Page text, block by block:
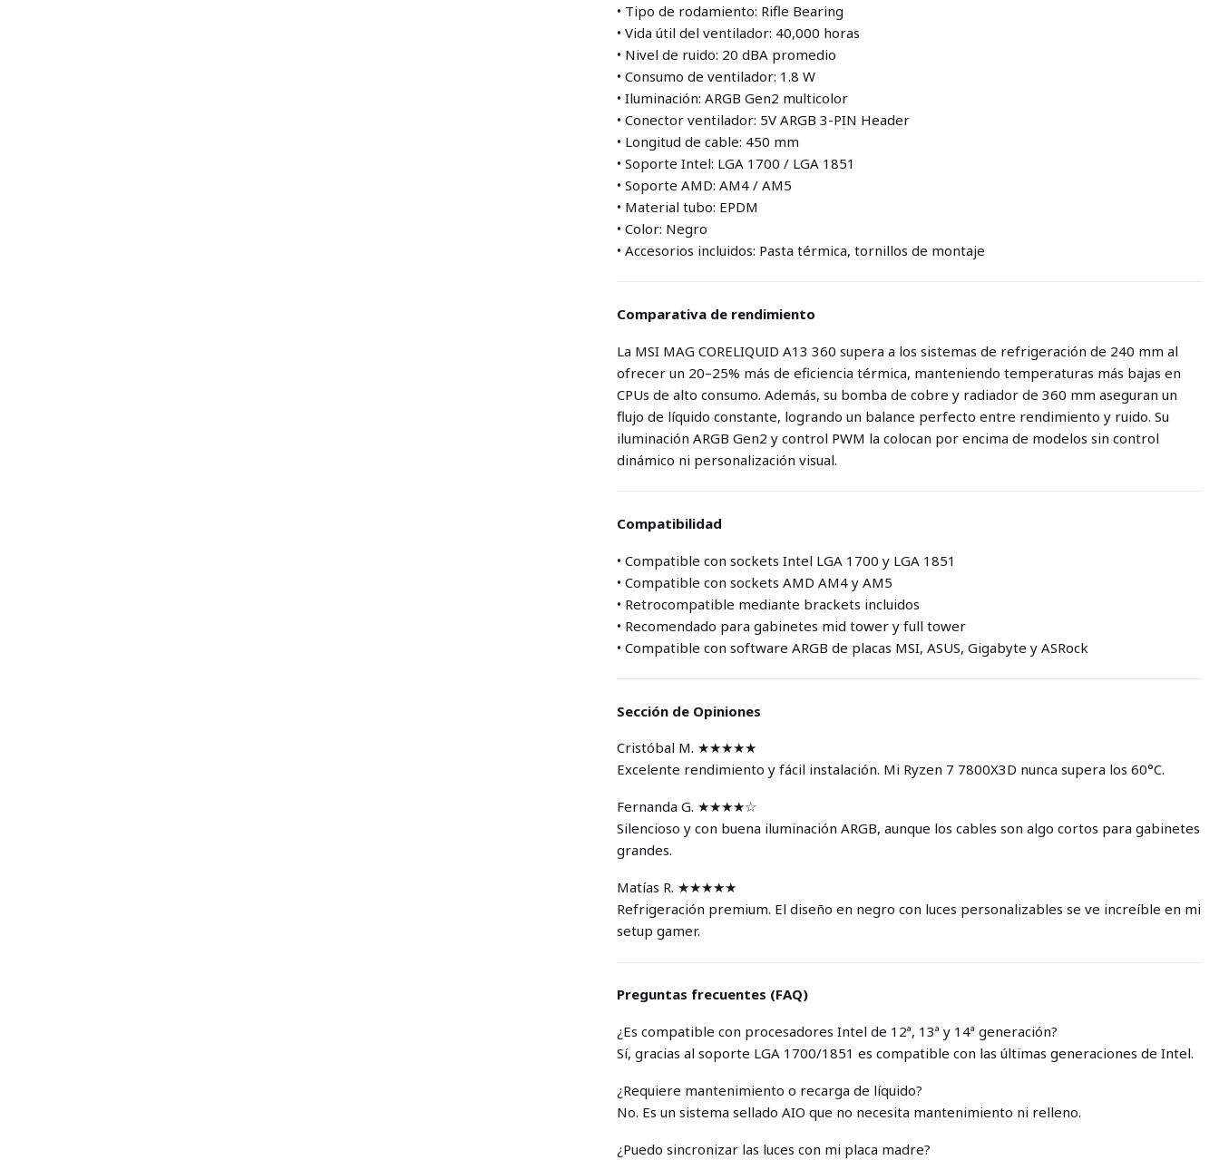
• Tipo de rodamiento: Rifle Bearing
• Vida útil del ventilador: 40,000 horas
• Nivel de ruido: 20 dBA promedio
• Consumo de ventilador: 1.8 W
• Iluminación: ARGB Gen2 multicolor
• Conector ventilador: 5V ARGB 3-PIN Header
• Longitud de cable: 450 mm
• Soporte Intel: LGA 1700 / LGA 1851
• Soporte AMD: AM4 / AM5
• Material tubo: EPDM
• Color: Negro
• Accesorios incluidos: Pasta térmica, tornillos de montaje
Comparativa de rendimiento
La MSI MAG CORELIQUID A13 360 supera a los sistemas de refrigeración de 240 mm al
ofrecer un 20–25% más de eficiencia térmica, manteniendo temperaturas más bajas en
CPUs de alto consumo. Además, su bomba de cobre y radiador de 360 mm aseguran un
flujo de líquido constante, logrando un balance perfecto entre rendimiento y ruido. Su
iluminación ARGB Gen2 y control PWM la colocan por encima de modelos sin control
dinámico ni personalización visual.
Compatibilidad
• Compatible con sockets Intel LGA 1700 y LGA 1851
• Compatible con sockets AMD AM4 y AM5
• Retrocompatible mediante brackets incluidos
• Recomendado para gabinetes mid tower y full tower
• Compatible con software ARGB de placas MSI, ASUS, Gigabyte y ASRock
Sección de Opiniones
Cristóbal M. ★★★★★
Excelente rendimiento y fácil instalación. Mi Ryzen 7 7800X3D nunca supera los 60°C.
Fernanda G. ★★★★☆
Silencioso y con buena iluminación ARGB, aunque los cables son algo cortos para gabinetes
grandes.
Matías R. ★★★★★
Refrigeración premium. El diseño en negro con luces personalizables se ve increíble en mi
setup gamer.
Preguntas frecuentes (FAQ)
¿Es compatible con procesadores Intel de 12ª, 13ª y 14ª generación?
Sí, gracias al soporte LGA 1700/1851 es compatible con las últimas generaciones de Intel.
¿Requiere mantenimiento o recarga de líquido?
No. Es un sistema sellado AIO que no necesita mantenimiento ni relleno.
¿Puedo sincronizar las luces con mi placa madre?